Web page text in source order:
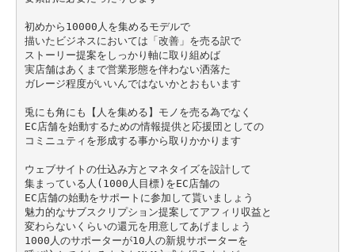
初めから10000人を集めるモデルで
描いたビジネスにおいては「改善」を売る訳で
ストーリー提案をしっかり軸に取り組めば
実店舗はあくまで営業形態を伴わない洒落た
ガレージ程度がいいんではないかとおもいます
兎にも角にも【人を集める】モノを売る為でなく
EC店舗を始動するための情報提供と応援団としての
コミニュティを形成する事から取りかかります
ウェブサイトの仕込み方とマネタイズを設計して
集まっている人(1000人目標)をEC店舗の
EC店舗の始動をサポートに参加して貰いましょう
魅力的なサブスクリプション提案してアフィリ収益と
変わらないくらいの還元を用意してあげましょう
1000人のサポーターが10人の新規サポーターを